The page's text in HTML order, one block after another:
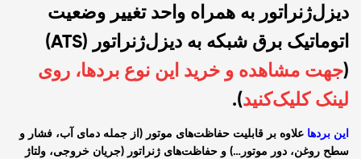
دیزل‌ژنراتور به همراه واحد تغییر وضعیت
اتوماتیک برق شبکه به دیزل‌ژنراتور (ATS)
(جهت مشاهده و خرید این نوع بردها، روی
لینک کلیک‌کنید).
این بردها علاوه بر قابلیت حفاظت‌های موتور (از جمله دمای آب، فشار و
سطح روغن، دور موتور…) و حفاظت‌های ژنراتور (جریان خروجی، ولتاژ